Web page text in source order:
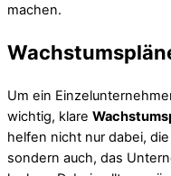
machen.
Um ein
wichtig, klare
helfen nicht nur dabei,
sondern auch, das